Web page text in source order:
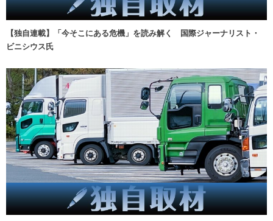
【独自連載】「今そこにある危機」を読み解く 国際ジャーナリスト・
ビニシウス氏